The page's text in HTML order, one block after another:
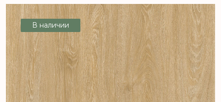
шампань
В наличии